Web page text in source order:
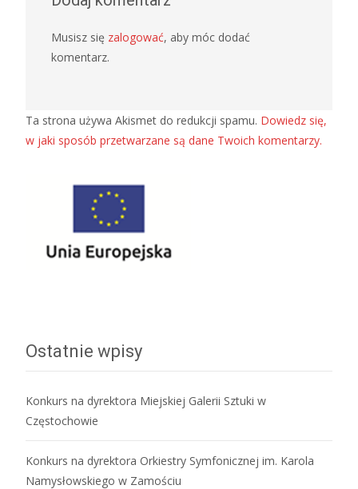
Musisz się zalogować, aby móc dodać
komentarz.
Ta strona używa Akismet do redukcji spamu. Dowiedz się,
w jaki sposób przetwarzane są dane Twoich komentarzy.
Ostatnie wpisy
Konkurs na dyrektora Miejskiej Galerii Sztuki w
Częstochowie
Konkurs na dyrektora Orkiestry Symfonicznej im. Karola
Namysłowskiego w Zamościu